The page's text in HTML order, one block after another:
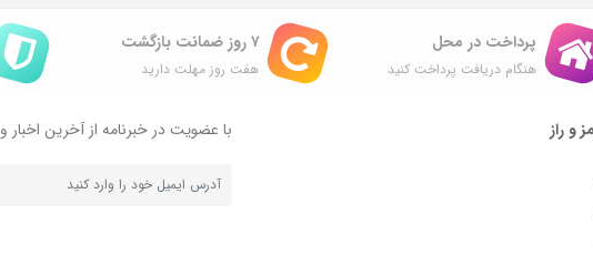
پرداخت در محل
هنگام دریافت پرداخت کنید
۷ روز ضمانت بازگشت
هفت روز مهلت دارید
و راز با عضویت در خبرنامه از آخرین اخبار و محصولات سایت مطلع شوید...